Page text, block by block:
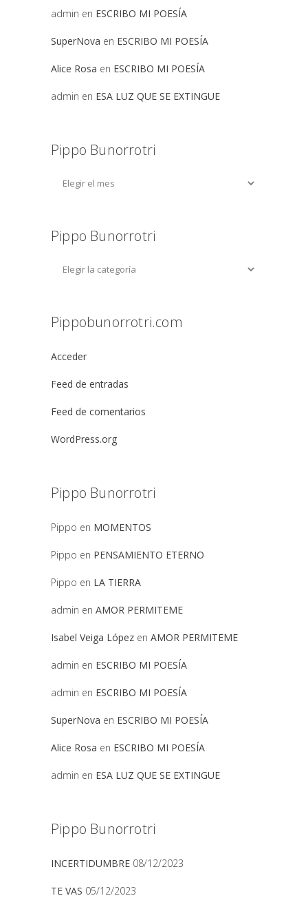
admin en ESCRIBO MI POESÍA
SuperNova en ESCRIBO MI POESÍA
Alice Rosa en ESCRIBO MI POESÍA
admin en ESA LUZ QUE SE EXTINGUE
Pippo Bunorrotri
Pippo Bunorrotri
Pippobunorrotri.com
Acceder
Feed de entradas
Feed de comentarios
WordPress.org
Pippo Bunorrotri
Pippo en MOMENTOS
Pippo en PENSAMIENTO ETERNO
Pippo en LA TIERRA
admin en AMOR PERMITEME
Isabel Veiga López en AMOR PERMITEME
admin en ESCRIBO MI POESÍA
admin en ESCRIBO MI POESÍA
SuperNova en ESCRIBO MI POESÍA
Alice Rosa en ESCRIBO MI POESÍA
admin en ESA LUZ QUE SE EXTINGUE
Pippo Bunorrotri
INCERTIDUMBRE 08/12/2023
TE VAS 05/12/2023